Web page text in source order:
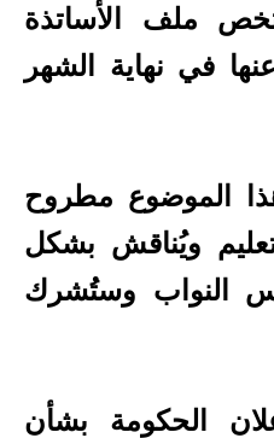
ملف الأساتذة
في نهاية الشهر
الموضوع مطروح
ويُناقش بشكل
النواب وستُشرك
الحكومة بشأن